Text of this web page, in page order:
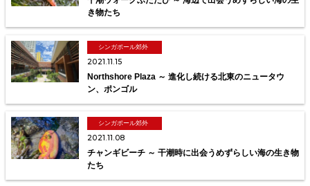
き物たち
シンガポール郊外
2021.11.15
Northshore Plaza ～ 進化し続ける北東のニュータウ
ン、ポンゴル
シンガポール郊外
2021.11.08
チャンギビーチ ～ 干潮時に出会うめずらしい海の生き物
たち